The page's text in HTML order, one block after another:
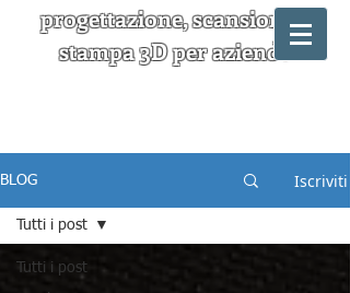
progettazione, scansione e
stampa 3D per aziende
BLOG Iscriviti
Tutti i post
Tutti i post